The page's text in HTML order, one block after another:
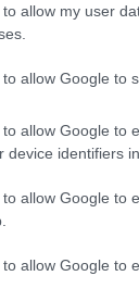
to allow my user
to allow Google to
to allow Google to
device identifiers
to allow Google to
to allow Google to
diaspora
Europene,
doar